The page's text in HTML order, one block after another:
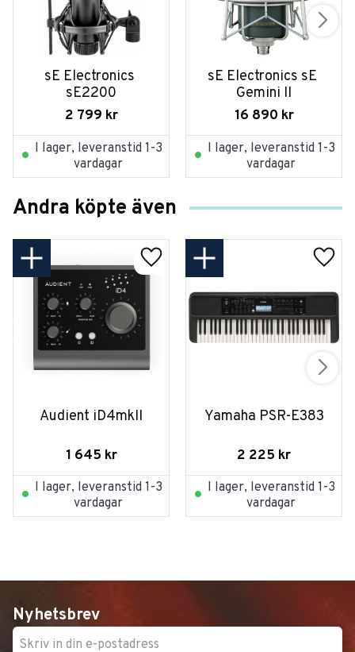
sE Electronics
sE2200
2 799 kr
I lager, leveranstid 1-3
vardagar
sE Electronics sE
Gemini II
16 890 kr
I lager, leveranstid 1-3
vardagar
Andra köpte även
Audient iD4mkII
1 645 kr
I lager, leveranstid 1-3
vardagar
Yamaha PSR-E383
2 225 kr
I lager, leveranstid 1-3
vardagar
Nyhetsbrev